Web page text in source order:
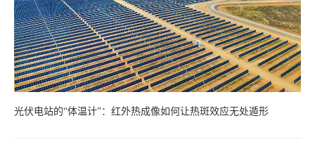
光伏电站的“体温计”：红外热成像如何让热斑效应无处遁形